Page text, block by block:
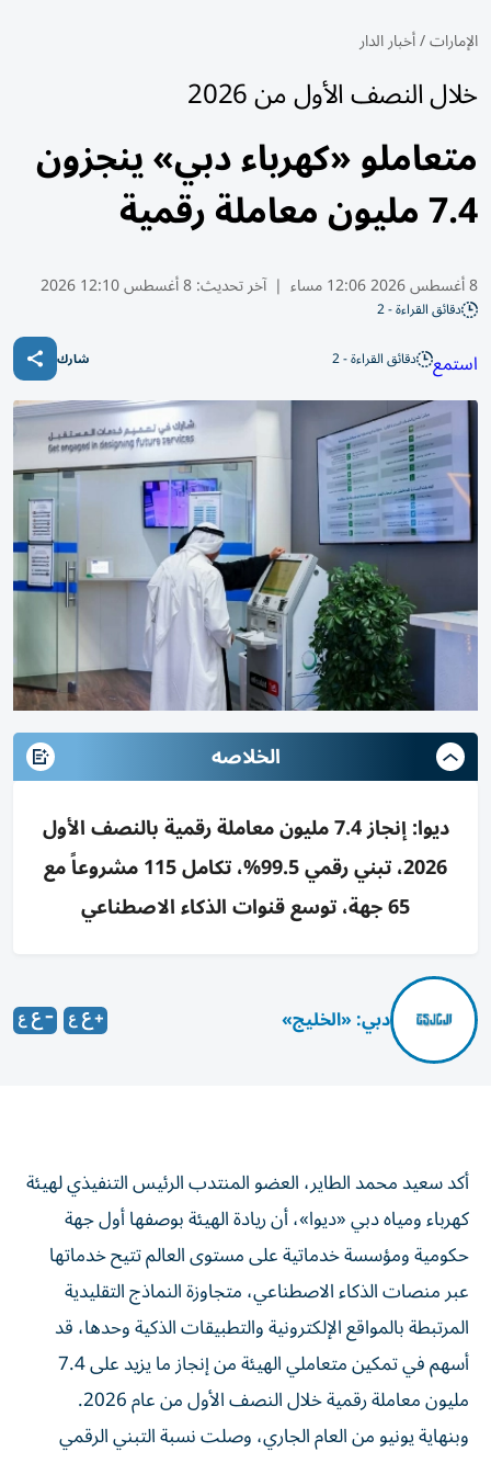
الإمارات/أخبار الدار
خلال النصف الأول من 2026
متعاملو «كهرباء دبي» ينجزون
7.4 مليون معاملة رقمية
8 أغسطس 2026 12:06 مساء | آخر تحديث:8 أغسطس 12:10 2026
دقائق القراءة - 2
استمع دقائق القراءة - 2 شارك
الخلاصه
ديوا: إنجاز 7.4 مليون معاملة رقمية بالنصف الأول
2026، تبني رقمي 99.5%، تكامل 115 مشروعاً مع
65 جهة، توسع قنوات الذكاء الاصطناعي
دبي: «الخليج»
أكد سعيد محمد الطاير، العضو المنتدب الرئيس التنفيذي لهيئة
كهرباء ومياه دبي «ديوا»، أن ريادة الهيئة بوصفها أول جهة
حكومية ومؤسسة خدماتية على مستوى العالم تتيح خدماتها
عبر منصات الذكاء الاصطناعي، متجاوزة النماذج التقليدية
المرتبطة بالمواقع الإلكترونية والتطبيقات الذكية وحدها، قد
أسهم في تمكين متعاملي الهيئة من إنجاز ما يزيد على 7.4
مليون معاملة رقمية خلال النصف الأول من عام 2026.
وبنهاية يونيو من العام الجاري، وصلت نسبة التبني الرقمي
لخدمات الهيئة إلى 99.5%، فيما حققت الهيئة التكامل الرقمي